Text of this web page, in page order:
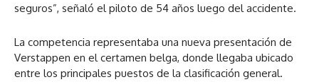
seguros”, señaló el piloto de 54 años luego del accidente.
La competencia representaba una nueva presentación de
Verstappen en el certamen belga, donde llegaba ubicado
entre los principales puestos de la clasificación general.